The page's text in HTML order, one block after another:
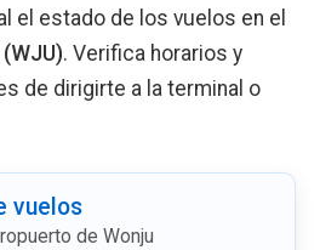
el estado de los vuelos en el
. Verifica horarios y
de dirigirte a la terminal o
vuelos
de Wonju